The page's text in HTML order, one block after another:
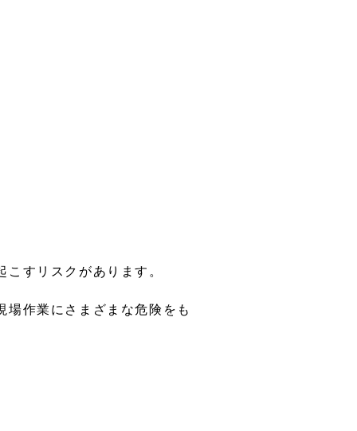
すリスクがあります。
場作業にさまざまな危険をも